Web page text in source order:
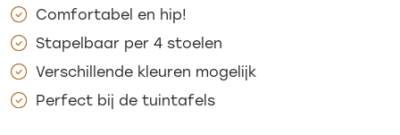
Comfortabel en hip!
Stapelbaar per 4 stoelen
Verschillende kleuren mogelijk
Perfect bij de tuintafels